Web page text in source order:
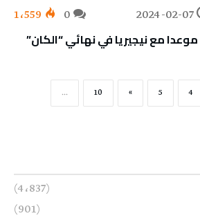
2024-02-07 1٬559
مع نيجيريا في نهائي “الكان”
4
5
»
10
...
(4٬837)
(901)